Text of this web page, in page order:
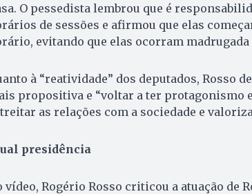
O pessedista lembrou que é
de sessões e afirmou que elas
evitando que elas ocorram madrugada
à “reatividade” dos deputados, Rosso
propositiva e “voltar a ter protagonismo
as relações com a sociedade e
presidência
vídeo, Rogério Rosso criticou a atuação de